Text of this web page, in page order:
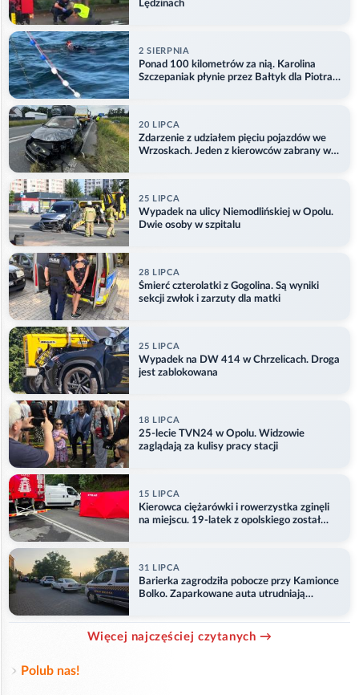
Lędzinach
2 SIERPNIA
Ponad 100 kilometrów za nią. Karolina
Szczepaniak płynie przez Bałtyk dla Piotra.
20 LIPCA
Zdarzenie z udziałem pięciu pojazdów we
Wrzoskach. Jeden z kierowców zabrany w
25 LIPCA
Wypadek na ulicy Niemodlińskiej w Opolu.
Dwie osoby w szpitalu
28 LIPCA
Śmierć czterolatki z Gogolina. Są wyniki
sekcji zwłok i zarzuty dla matki
25 LIPCA
Wypadek na DW 414 w Chrzelicach. Droga
jest zablokowana
18 LIPCA
25-lecie TVN24 w Opolu. Widzowie
zaglądają za kulisy pracy stacji
15 LIPCA
Kierowca ciężarówki i rowerzystka zginęli
na miejscu. 19-latek z opolskiego został
31 LIPCA
Barierka zagrodziła pobocze przy Kamionce
Bolko. Zaparkowane auta utrudniają
Więcej najczęściej czytanych →
Polub nas!